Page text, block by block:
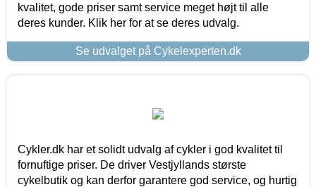
kvalitet, gode priser samt service meget højt til alle
deres kunder. Klik her for at se deres udvalg.
Se udvalget på Cykelexperten.dk
Cykler.dk har et solidt udvalg af cykler i god kvalitet til
fornuftige priser. De driver Vestjyllands største
cykelbutik og kan derfor garantere god service, og hurtig